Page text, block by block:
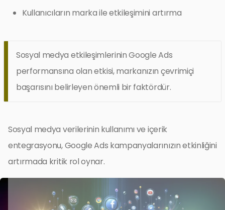
Kullanıcıların marka ile etkileşimini artırma
Sosyal medya etkileşimlerinin Google Ads
performansına olan etkisi, markanızın çevrimiçi
başarısını belirleyen önemli bir faktördür.
Sosyal medya verilerinin kullanımı ve içerik
entegrasyonu, Google Ads kampanyalarınızın etkinliğini
artırmada kritik rol oynar.